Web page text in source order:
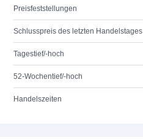
Preisfeststellungen
Schlusspreis des letzten Handelstages
Tagestief/-hoch
52-Wochentief/-hoch
Handelszeiten